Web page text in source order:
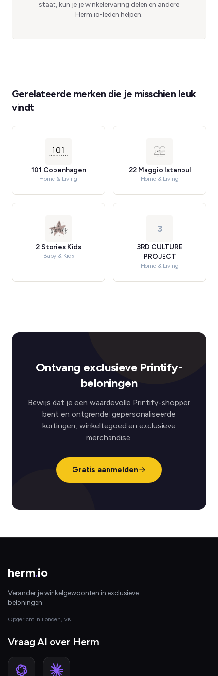
staat, kun je je winkelervaring delen en andere
Herm.io-leden helpen.
Gerelateerde merken die je misschien leuk
vindt
101 Copenhagen
Home & Living
22 Maggio Istanbul
Home & Living
2 Stories Kids
Baby & Kids
3
3RD CULTURE
PROJECT
Home & Living
Ontvang exclusieve Printify-
beloningen
Bewijs dat je een waardevolle Printify-shopper
bent en ontgrendel gepersonaliseerde
kortingen, winkeltegoed en exclusieve
merchandise.
Gratis aanmelden
herm.io
Verander je winkelgewoonten in exclusieve
beloningen
Opgericht in Londen, VK
Vraag AI over Herm